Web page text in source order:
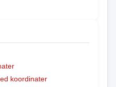
koordinater